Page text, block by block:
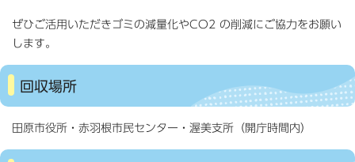
ぜひご活用いただきゴミの減量化やCO2 の削減にご協力をお願い
します。
回収場所
田原市役所・赤羽根市民センター・渥美支所（開庁時間内）